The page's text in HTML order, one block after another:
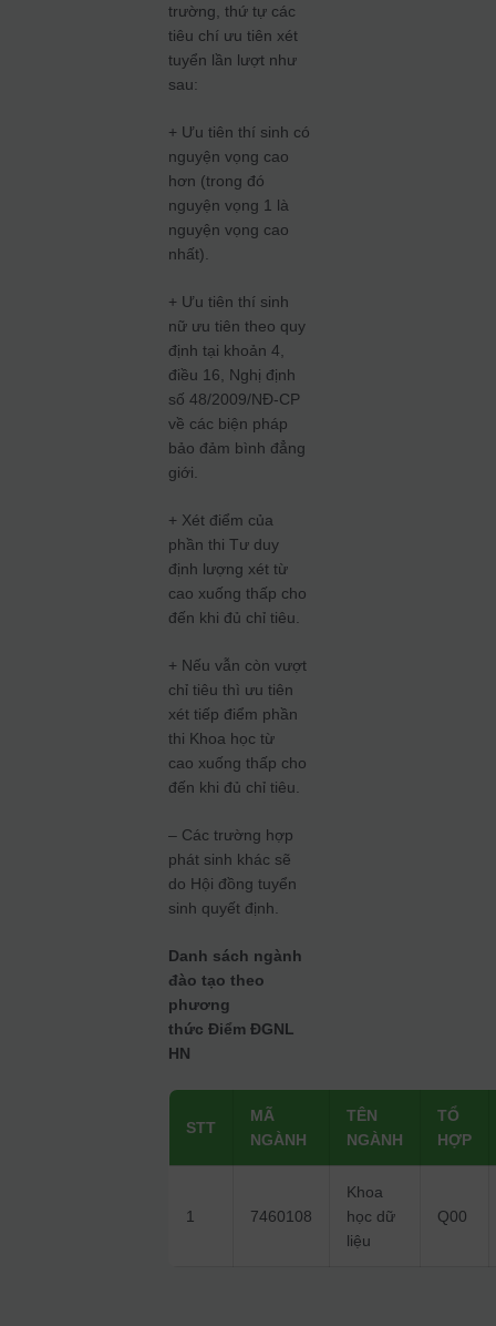
trường, thứ tự các
tiêu chí ưu tiên xét
tuyển lần lượt như
sau:
+ Ưu tiên thí sinh có
nguyện vọng cao
hơn (trong đó
nguyện vọng 1 là
nguyện vọng cao
nhất).
+ Ưu tiên thí sinh
nữ ưu tiên theo quy
định tại khoản 4,
điều 16, Nghị định
số 48/2009/NĐ-CP
về các biện pháp
bảo đảm bình đẳng
giới.
+ Xét điểm của
phần thi Tư duy
định lượng xét từ
cao xuống thấp cho
đến khi đủ chỉ tiêu.
+ Nếu vẫn còn vượt
chỉ tiêu thì ưu tiên
xét tiếp điểm phần
thi Khoa học từ
cao xuống thấp cho
đến khi đủ chỉ tiêu.
– Các trường hợp
phát sinh khác sẽ
do Hội đồng tuyển
sinh quyết định.
Danh sách ngành
đào tạo theo
phương
thức Điểm ĐGNL
HN
STT
MÃ
NGÀNH
TÊN
NGÀNH
TỔ
HỢP
1 7460108
Khoa
học dữ
liệu
Q00